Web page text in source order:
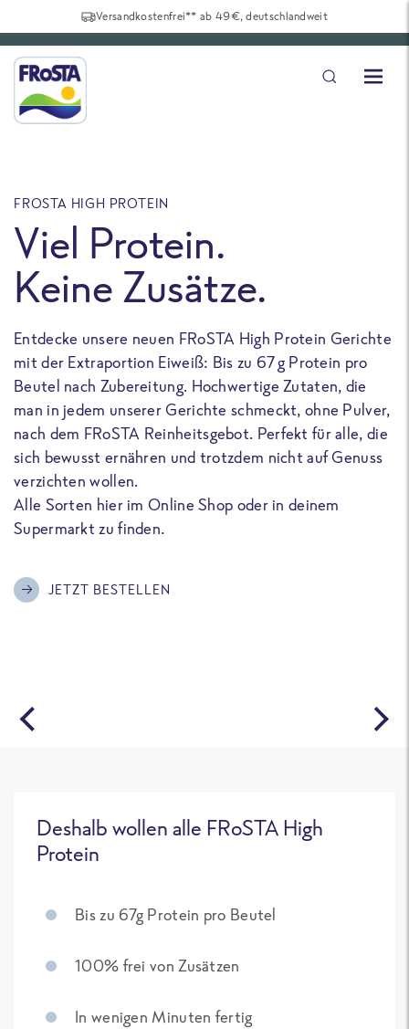
Versandkostenfrei** ab 49€, deutschlandweit
FROSTA HIGH PROTEIN
Viel Protein.
Keine Zusätze.
Entdecke unsere neuen FRoSTA High Protein Gerichte
mit der Extraportion Eiweiß: Bis zu 67 g Protein pro
Beutel nach Zubereitung. Hochwertige Zutaten, die
man in jedem unserer Gerichte schmeckt, ohne Pulver,
nach dem FRoSTA Reinheitsgebot. Perfekt für alle, die
sich bewusst ernähren und trotzdem nicht auf Genuss
verzichten wollen.
Alle Sorten hier im Online Shop oder in deinem
Supermarkt zu finden.
JETZT BESTELLEN
Deshalb wollen alle FRoSTA High
Protein
Bis zu 67g Protein pro Beutel
100% frei von Zusätzen
In wenigen Minuten fertig